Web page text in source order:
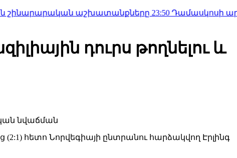
աշխատանքները23:50Դամասկոսի արվարձանում
դուրս թողնելու և
հետո Նորվեգիայի ընտրանու հարձակվող Էրլինգ